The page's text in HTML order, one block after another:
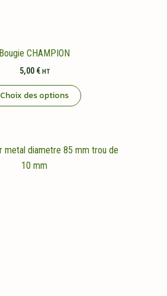
Bougie CHAMPION
5,00 € HT
Choix des options
variations.